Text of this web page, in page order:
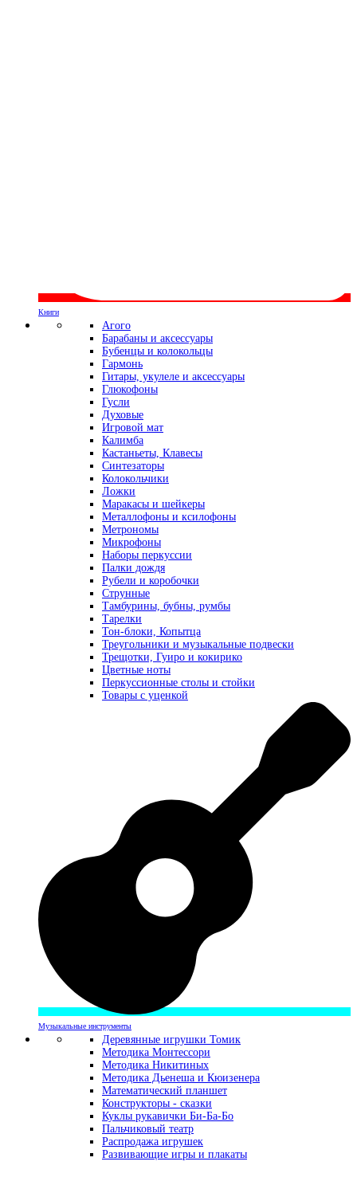
Книги
Агого
Барабаны и аксессуары
Бубенцы и колокольцы
Гармонь
Гитары, укулеле и аксессуары
Глюкофоны
Гусли
Духовые
Игровой мат
Калимба
Кастаньеты, Клавесы
Синтезаторы
Колокольчики
Ложки
Маракасы и шейкеры
Металлофоны и ксилофоны
Метрономы
Микрофоны
Наборы перкуссии
Палки дождя
Рубели и коробочки
Струнные
Тамбурины, бубны, румбы
Тарелки
Тон-блоки, Копытца
Треугольники и музыкальные подвески
Трещотки, Гуиро и кокирико
Цветные ноты
Перкуссионные столы и стойки
Товары с уценкой
Музыкальные инструменты
Деревянные игрушки Томик
Методика Монтессори
Методика Никитиных
Методика Дьенеша и Кюизенера
Математический планшет
Конструкторы - сказки
Куклы рукавички Би-Ба-Бо
Пальчиковый театр
Распродажа игрушек
Развивающие игры и плакаты